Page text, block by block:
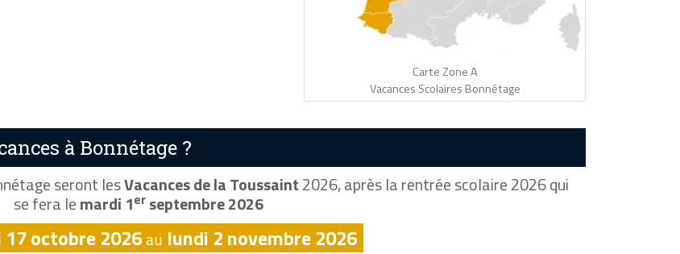
Carte Zone A
Vacances Scolaires Bonnétage
à Bonnétage ?
seront lesVacances de la Toussaint2026, après la rentrée scolaire 2026 qui
se fera lemardi 1er septembre 2026
17 octobre 2026au lundi 2 novembre 2026